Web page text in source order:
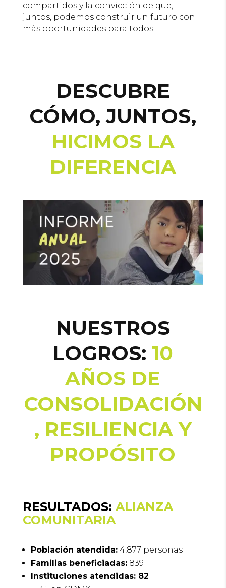
compartidos y la convicción de que,
juntos, podemos construir un futuro con
más oportunidades para todos.
DESCUBRE
CÓMO, JUNTOS,
HICIMOS LA
DIFERENCIA
NUESTROS
LOGROS:10
AÑOS DE
CONSOLIDACIÓN
, RESILIENCIA Y
PROPÓSITO
RESULTADOS: ALIANZA
COMUNITARIA
Población atendida:4,877 personas
Familias beneficiadas:839
Instituciones atendidas: 82